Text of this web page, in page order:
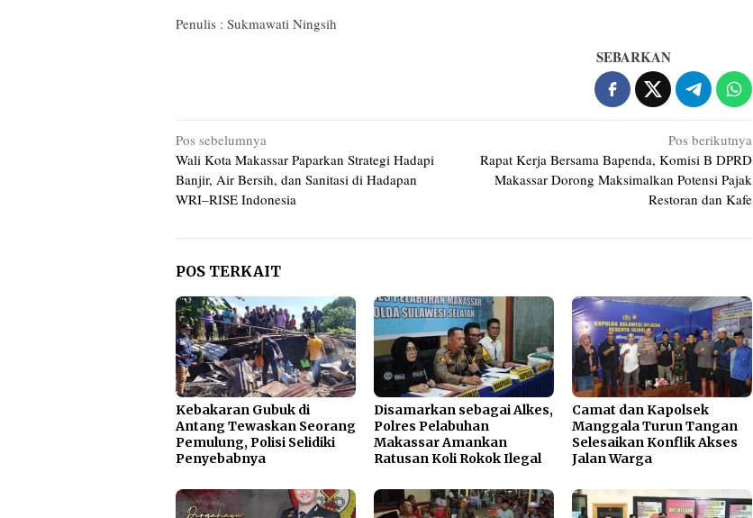
Penulis : Sukmawati Ningsih
SEBARKAN
Navigasi
pos
Pos sebelumnya
Wali Kota Makassar Paparkan Strategi Hadapi
Banjir, Air Bersih, dan Sanitasi di Hadapan
WRI–RISE Indonesia
Pos berikutnya
Rapat Kerja Bersama Bapenda, Komisi B DPRD
Makassar Dorong Maksimalkan Potensi Pajak
Restoran dan Kafe
POS TERKAIT
Kebakaran Gubuk di
Antang Tewaskan Seorang
Pemulung, Polisi Selidiki
Penyebabnya
Disamarkan sebagai Alkes,
Polres Pelabuhan
Makassar Amankan
Ratusan Koli Rokok Ilegal
Camat dan Kapolsek
Manggala Turun Tangan
Selesaikan Konflik Akses
Jalan Warga